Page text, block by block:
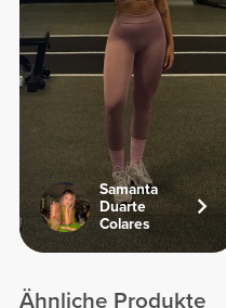
Samanta
Duarte
Colares
Ähnliche Produkte